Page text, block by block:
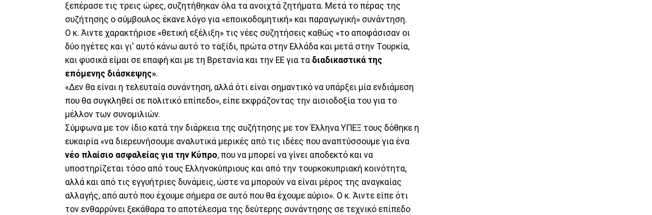
ξεπέρασε τις τρεις ώρες, συζητήθηκαν όλα τα ανοιχτά ζητήματα. Μετά το πέρας της
συζήτησης ο σύμβουλος έκανε λόγο για «εποικοδομητική» και παραγωγική» συνάντηση.
Ο κ. Άιντε χαρακτήρισε «θετική εξέλιξη» τις νέες συζητήσεις καθώς «το αποφάσισαν οι
δύο ηγέτες και γι' αυτό κάνω αυτό το ταξίδι, πρώτα στην Ελλάδα και μετά στην Τουρκία,
και φυσικά είμαι σε επαφή και με τη Βρετανία και την ΕΕ για τα διαδικαστικά της
επόμενης διάσκεψης».
«Δεν θα είναι η τελευταία συνάντηση, αλλά ότι είναι σημαντικό να υπάρξει μία ενδιάμεση
που θα συγκληθεί σε πολιτικό επίπεδο», είπε εκφράζοντας την αισιοδοξία του για το
μέλλον των συνομιλιών.
Σύμφωνα με τον ίδιο κατά την διάρκεια της συζήτησης με τον Έλληνα ΥΠΕΞ τους δόθηκε η
ευκαιρία «να διερευνήσουμε αναλυτικά μερικές από τις ιδέες που αναπτύσσουμε για ένα
νέο πλαίσιο ασφαλείας για την Κύπρο, που να μπορεί να γίνει αποδεκτό και να
υποστηρίζεται τόσο από τους Ελληνοκύπριους και από την τουρκοκυπριακή κοινότητα,
αλλά και από τις εγγυήτριες δυνάμεις, ώστε να μπορούν να είναι μέρος της αναγκαίας
αλλαγής, από αυτό που έχουμε σήμερα σε αυτό που θα έχουμε αύριο». Ο κ. Άιντε είπε ότι
τον ενθαρρύνει ξεκάθαρα το αποτέλεσμα της δεύτερης συνάντησης σε τεχνικό επίπεδο